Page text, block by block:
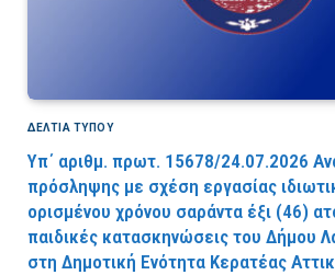
ΔΕΛΤΙΑ ΤΥΠΟΥ
Υπ΄ αριθμ. πρωτ. 15678/24.07.2026
πρόσληψης με σχέση εργασίας
ορισμένου χρόνου σαράντα έξι (46)
παιδικές κατασκηνώσεις του Δήμου
στη Δημοτική Ενότητα Κερατέας